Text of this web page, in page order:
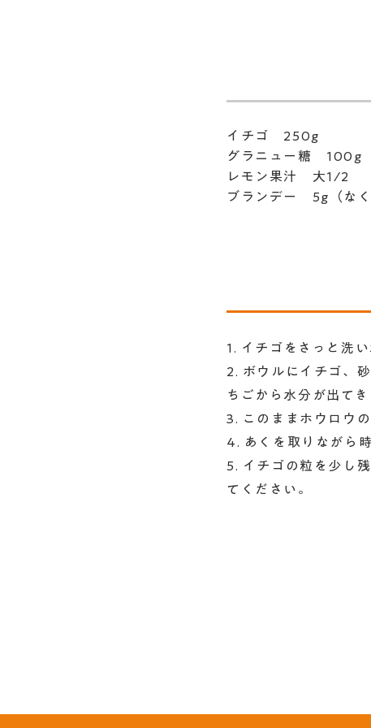
イチゴ 250g
グラニュー糖 100g
レモン果汁 大1/2
ブランデー 5g（なく
1. イチゴをさっと洗
2. ボウルにイチゴ、
ちごから水分が出てき
3. このままホウロウ
4. あくを取りながら
5. イチゴの粒を少し
てください。